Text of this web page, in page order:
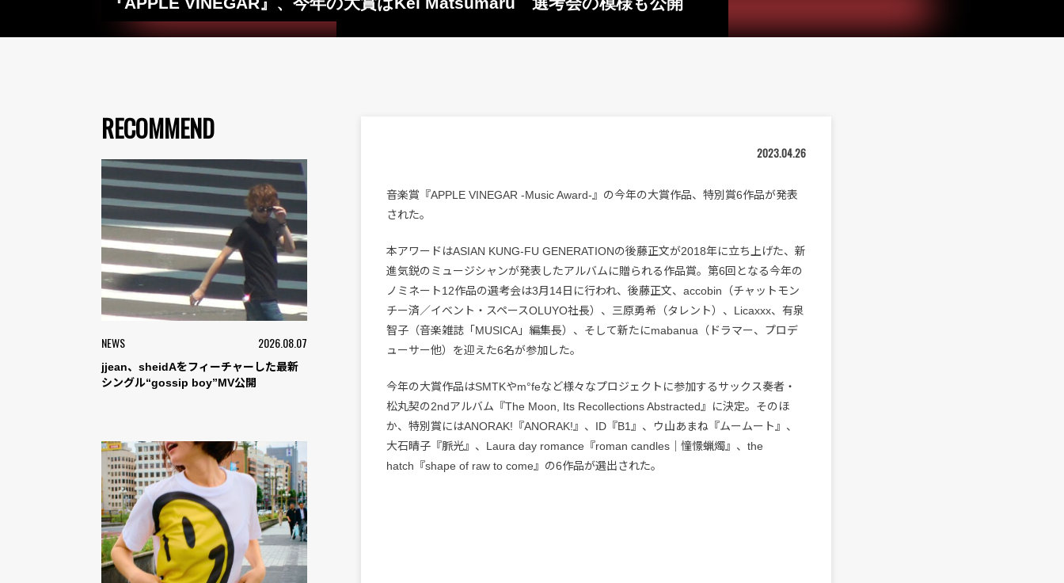
RECOMMEND
NEWS 2026.08.07
jjean、sheidAをフィーチャーした最新
シングル“gossip boy”MV公開
2023.04.26
音楽賞『APPLE VINEGAR -Music Award-』の今年の大賞作品、特別賞6作品が発表
された。
本アワードはASIAN KUNG-FU GENERATIONの後藤正文が2018年に立ち上げた、新
進気鋭のミュージシャンが発表したアルバムに贈られる作品賞。第6回となる今年の
ノミネート12作品の選考会は3月14日に行われ、後藤正文、accobin（チャットモン
チー済／イベント・スペースOLUYO社長）、三原勇希（タレント）、Licaxxx、有泉
智子（音楽雑誌「MUSICA」編集長）、そして新たにmabanua（ドラマー、プロデ
ューサー他）を迎えた6名が参加した。
今年の大賞作品はSMTKやm°feなど様々なプロジェクトに参加するサックス奏者・
松丸契の2ndアルバム『The Moon, Its Recollections Abstracted』に決定。そのほ
か、特別賞にはANORAK!『ANORAK!』、ID『B1』、ウ山あまね『ムームート』、
大石晴子『脈光』、Laura day romance『roman candles｜憧憬蝋燭』、the
hatch『shape of raw to come』の6作品が選出された。